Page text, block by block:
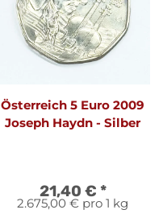
Österreich 5 Euro 2009
Joseph Haydn - Silber
21,40 € *
2.675,00 € pro 1 kg